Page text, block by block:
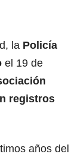
la Policía
el 19 de
registros
años del